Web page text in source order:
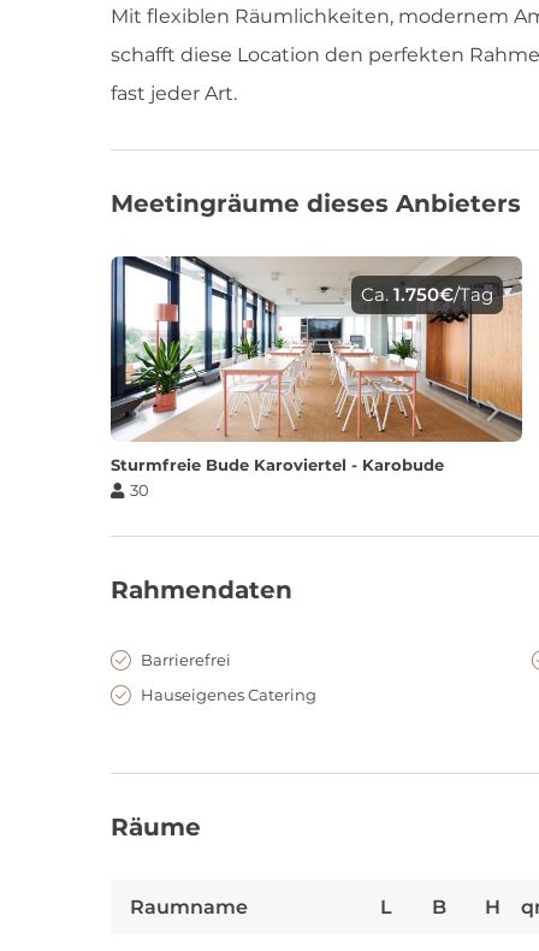
Mit flexiblen Räumlichkeiten, modernem
schafft diese Location den perfekten
fast jeder Art.
Meetingräume dieses Anbieters
Ca. 1.750€/Tag
Sturmfreie Bude Karoviertel - Karobude
30
Rahmendaten
Barrierefrei
Hauseigenes Catering
Räume
Raumname L B H